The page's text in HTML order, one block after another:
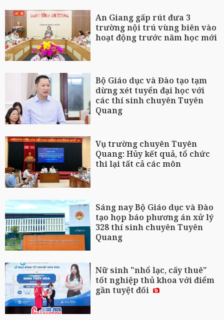
An Giang gấp rút đưa 3
trường nội trú vùng biên vào
hoạt động trước năm học mới
Bộ Giáo dục và Đào tạo tạm
dừng xét tuyển đại học với
các thí sinh chuyên Tuyên
Quang
Vụ trường chuyên Tuyên
Quang: Hủy kết quả, tổ chức
thi lại tất cả các môn
Sáng nay Bộ Giáo dục và Đào
tạo họp báo phương án xử lý
328 thí sinh chuyên Tuyên
Quang
Nữ sinh "nhổ lạc, cấy thuê"
tốt nghiệp thủ khoa với điểm
gần tuyệt đối